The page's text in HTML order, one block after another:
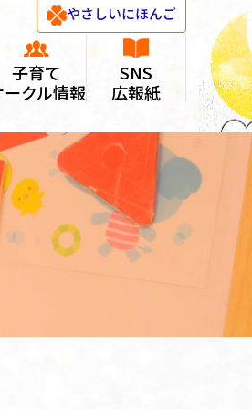
やさしいにほんご
子育て
ークル情報
SNS
広報紙